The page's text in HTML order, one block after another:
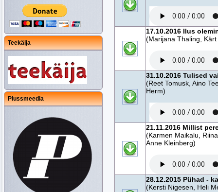
Teekäija
Plussmeedia
17.10.2016 Ilus
(Marijana Thaling, Kärt
31.10.2016 Tulised
(Reet Tomusk, Aino
Herm)
21.11.2016 Millist
(Karmen Maikalu,
Anne Kleinberg)
28.12.2015 Pühad -
(Kersti Nigesen, Heli